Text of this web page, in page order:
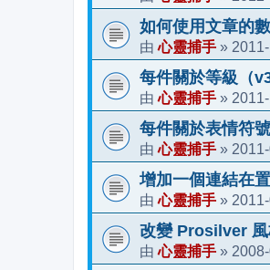
如何使用文章的
由心靈捕手 »
每件關於等級（
由心靈捕手 »
每件關於表情符
由心靈捕手 »
增加一個連結在
由心靈捕手 »
改變 Prosilver 風
由心靈捕手 »